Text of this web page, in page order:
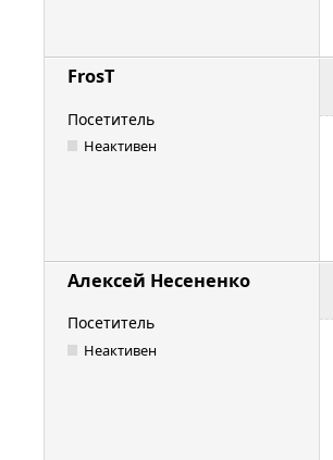
FrosT
Посетитель
Неактивен
Алексей Несененко
Посетитель
Неактивен